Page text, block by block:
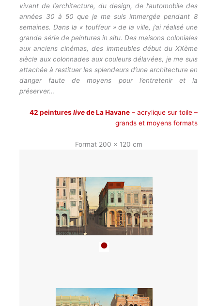
vivant de l’architecture, du design, de l’automobile des
années 30 à 50 que je me suis immergée pendant 8
semaines. Dans la « touffeur » de la ville, j’ai réalisé une
grande série de peintures in situ. Des maisons coloniales
aux anciens cinémas, des immeubles début du XXème
siècle aux colonnades aux couleurs délavées, je me suis
attachée à restituer les splendeurs d’une architecture en
danger faute de moyens pour l’entretenir et la
préserver…
42 peintureslivede La Havane– acrylique sur toile –
grands et moyens formats
Format 200 x 120 cm